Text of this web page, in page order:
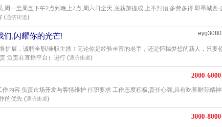
周一至周五下午2点到晚上7点,周六日全天,底薪加提成,上不封顶,多劳多得 即墨城西
(通济街道)
们,闪耀你的光芒! eyg3080
扩展，诚聘全职/兼职主播！无论你是经验丰富的老手，还是怀揣梦想的新人，只要
负责在直播平台）进行 (通济街道)
2000-6000
内容 负责市场开发与客情维护 任职要求 工作态度积极,责任心强,具有吃苦耐劳精神
的优先 (通济街道)
3000-8000